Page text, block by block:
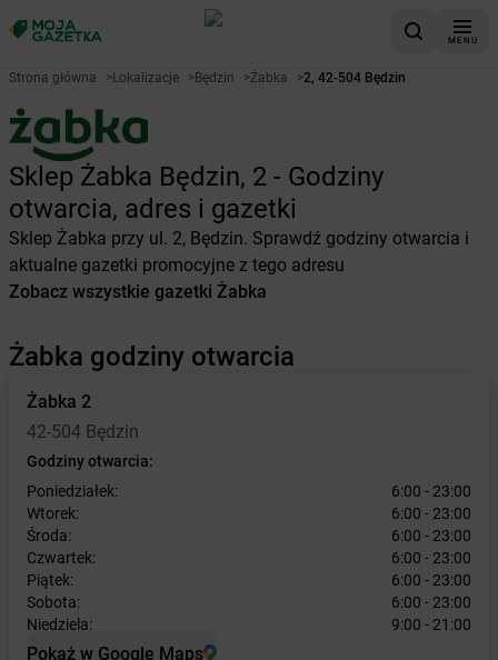
MENU
Strona główna >Lokalizacje >Będzin >Żabka >2, 42-504 Będzin
Sklep Żabka Będzin, 2 - Godziny
otwarcia, adres i gazetki
Sklep Żabka przy ul. 2, Będzin. Sprawdź godziny otwarcia i
aktualne gazetki promocyjne z tego adresu
Zobacz wszystkie gazetki Żabka
Żabka godziny otwarcia
Żabka 2
42-504 Będzin
Godziny otwarcia:
Poniedziałek:
6:00 - 23:00
Wtorek:
6:00 - 23:00
Środa:
6:00 - 23:00
Czwartek:
6:00 - 23:00
Piątek:
6:00 - 23:00
Sobota:
6:00 - 23:00
Niedziela:
9:00 - 21:00
Pokaż w Google Maps